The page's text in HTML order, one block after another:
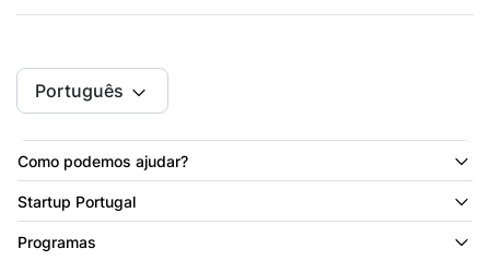
Português
Como podemos ajudar?
Startup Portugal
Programas